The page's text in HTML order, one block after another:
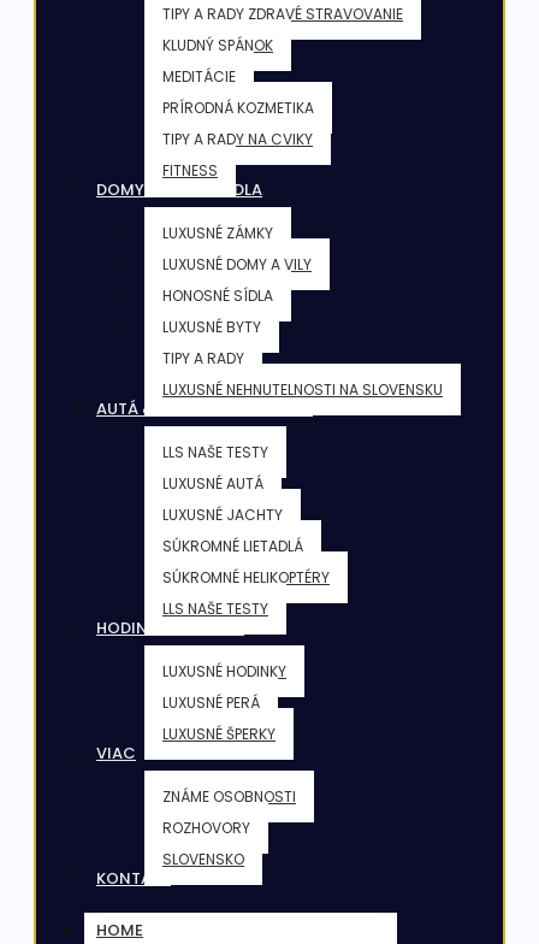
TIPY A RADY ZDRAVÉ STRAVOVANIE
KLUDNÝ SPÁNOK
MEDITÁCIE
PRÍRODNÁ KOZMETIKA
TIPY A RADY NA CVIKY
FITNESS
DOMY & VILY & SÍDLA
LUXUSNÉ ZÁMKY
LUXUSNÉ DOMY A VILY
HONOSNÉ SÍDLA
LUXUSNÉ BYTY
TIPY A RADY
LUXUSNÉ NEHNUTELNOSTI NA SLOVENSKU
AUTÁ & JACHTY & LIETADLÁ
LLS NAŠE TESTY
LUXUSNÉ AUTÁ
LUXUSNÉ JACHTY
SÚKROMNÉ LIETADLÁ
SÚKROMNÉ HELIKOPTÉRY
LLS NAŠE TESTY
HODINKY & ŠPERKY
LUXUSNÉ HODINKY
LUXUSNÉ PERÁ
LUXUSNÉ ŠPERKY
VIAC
ZNÁME OSOBNOSTI
ROZHOVORY
SLOVENSKO
KONTAKT
HOME